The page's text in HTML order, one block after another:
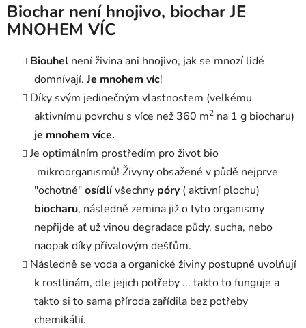
Biochar není hnojivo, biochar JE
MNOHEM VÍC
Biouhel není živina ani hnojivo, jak se mnozí lidé
domnívají. Je mnohem víc!
Díky svým jedinečným vlastnostem (velkému
aktivnímu povrchu s více než 360 m2 na 1 g biocharu)
je mnohem více.
Je optimálním prostředím pro život bio
mikroorganismů! Živyny obsažené v půdě nejprve
"ochotně"osídlívšechny póry ( aktivní plochu)
biocharu, následně zemina již o tyto organismy
nepřijde ať už vinou degradace půdy, sucha, nebo
naopak díky přívalovým dešťům.
Následně se voda a organické živiny postupně uvolňují
k rostlinám, dle jejich potřeby ... takto to funguje a
takto si to sama příroda zařídila bez potřeby
chemikálií.